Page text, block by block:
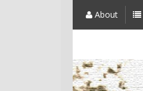
About